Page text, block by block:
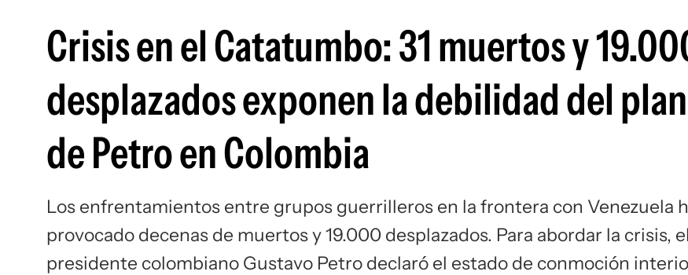
Crisis en el Catatumbo: 31 muertos y
desplazados exponen la debilidad del
de Petro en Colombia
Los enfrentamientos entre grupos guerrilleros en la frontera con Venezuela
provocado decenas de muertos y 19.000 desplazados. Para abordar la crisis, el
presidente colombiano Gustavo Petro declaró el estado de conmoción